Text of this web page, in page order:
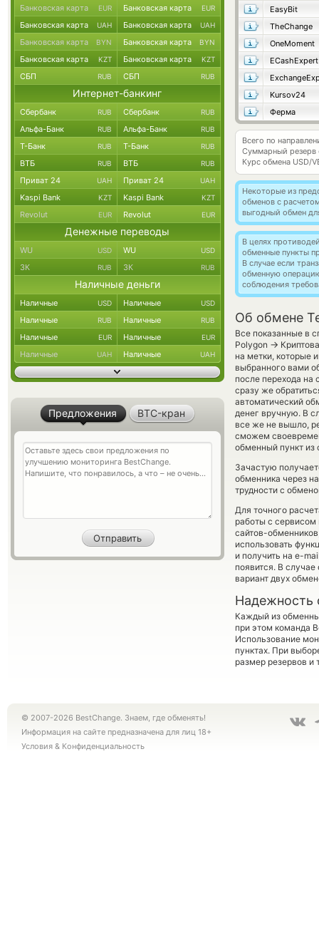
EasyBit
TheChange
OneMoment
ECashExpert
Kursov24
Ферма
Всего по
Суммарный резерв
Курс обмена USD/
Некоторые из
обменов с
выгодный обмен
В целях
обменные пункты
В случае если
обменную
соблюдения
Об обмене
Все показанные в
Polygon →
на метки, которые
выбранного вами
после перехода
сразу же
автоматический
денег вручную. В
все же не вышло,
сможем
обменный пункт из
Зачастую
обменника через
трудности с
Для точного
работы с
сайтов-
использовать
и получить на e-
появится. В
вариант двух
Надежность
Каждый из
при этом команда
Использование
пунктах. При
размер резервов и
Банковская карта EUR Банковская карта EUR
Банковская карта UAH Банковская карта UAH
Банковская карта BYN Банковская карта BYN
Банковская карта KZT Банковская карта KZT
СБП RUB СБП RUB
Интернет-банкинг
Сбербанк RUB Сбербанк RUB
Альфа-Банк RUB Альфа-Банк RUB
Т-Банк RUB Т-Банк RUB
ВТБ RUB ВТБ RUB
Приват 24 UAH Приват 24 UAH
Kaspi Bank KZT Kaspi Bank KZT
Revolut EUR Revolut EUR
Денежные переводы
WU USD WU USD
ЗК RUB ЗК RUB
Наличные деньги
Наличные USD Наличные USD
Наличные RUB Наличные RUB
Наличные EUR Наличные EUR
Наличные UAH Наличные UAH
Предложения BTC-кран
© 2007-2026 BestChange. Знаем, где обменять!
Информация на сайте предназначена для лиц 18+
Условия & Конфиденциальность